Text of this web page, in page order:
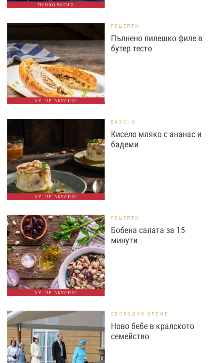
ПСИХОЛОГИЯ
АХ, ЧЕ ВКУСНО!
РЕЦЕПТИ
Пълнено пилешко филе в
бутер тесто
АХ, ЧЕ ВКУСНО!
ВКУСНО
Кисело мляко с ананас и
бадеми
АХ, ЧЕ ВКУСНО!
РЕЦЕПТИ
Бобена салата за 15
минути
СВОБОДНО ВРЕМЕ
Ново бебе в кралското
семейство